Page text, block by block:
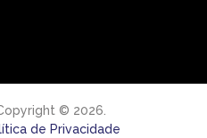
© 2026.
de Privacidade